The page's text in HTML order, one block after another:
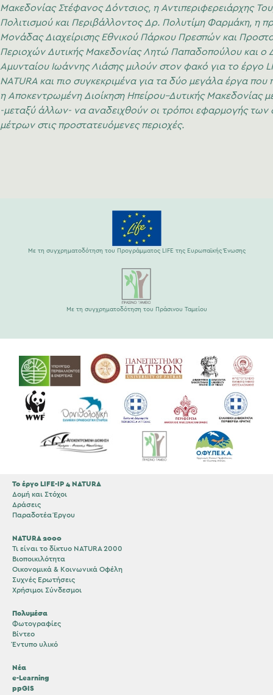
Μακεδονίας Στέφανος Δόντσιος, η Αντιπεριφερειάρχης
Πολιτισμού και Περιβάλλοντος Δρ. Πολυτίμη Φαρμάκη, η
Μονάδας Διαχείρισης Εθνικού Πάρκου Πρεσπών και
Περιοχών Δυτικής Μακεδονίας Λητώ Παπαδοπούλου και ο
Αμυνταίου Ιωάννης Λιάσης μιλούν στον φακό για το έργο
NATURA και πιο συγκεκριμένα για τα δύο μεγάλα έργα που
η Αποκεντρωμένη Διοίκηση Ηπείρου–Δυτικής Μακεδονίας
-μεταξύ άλλων- να αναδειχθούν οι τρόποι εφαρμογής των
μέτρων στις προστατευόμενες περιοχές.
Με τη συγχρηματοδότηση του Προγράμματος LIFE της Ευρωπαϊκής Ένωσης
Με τη συγχρηματοδότηση του Πράσινου Ταμείου
Το έργο LIFE-IP 4 NATURA
Δομή και Στόχοι
Δράσεις
Παραδοτέα Έργου
NATURA 2000
Τι είναι το δίκτυο NATURA 2000
Βιοποικιλότητα
Οικονομικά & Κοινωνικά Οφέλη
Συχνές Ερωτήσεις
Χρήσιμοι Σύνδεσμοι
Πολυμέσα
Φωτογραφίες
Βίντεο
Έντυπο υλικό
Νέα
e-Learning
ppGIS